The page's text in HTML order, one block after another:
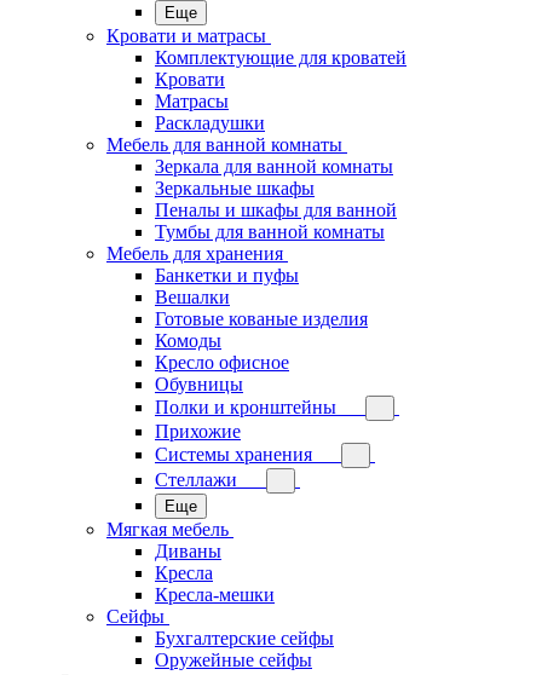
Еще
Кровати и матрасы
Комплектующие для кроватей
Кровати
Матрасы
Раскладушки
Мебель для ванной комнаты
Зеркала для ванной комнаты
Зеркальные шкафы
Пеналы и шкафы для ванной
Тумбы для ванной комнаты
Мебель для хранения
Банкетки и пуфы
Вешалки
Готовые кованые изделия
Комоды
Кресло офисное
Обувницы
Полки и кронштейны
Прихожие
Системы хранения
Стеллажи
Еще
Мягкая мебель
Диваны
Кресла
Кресла-мешки
Сейфы
Бухгалтерские сейфы
Оружейные сейфы